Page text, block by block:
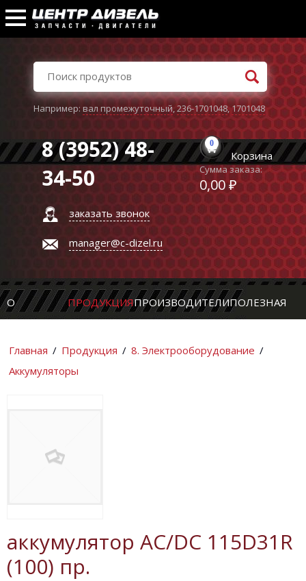
Например:вал промежуточный,236-1701048,1701048
8 (3952) 48-
34-50
заказать звонок
manager@c-dizel.ru
0
Корзина
Сумма заказа:
0,00 ₽
О ПРОДУКЦИЯПРОИЗВОДИТЕЛИПОЛЕЗНАЯ
Главная / Продукция / 8. Электрооборудование /
Аккумуляторы
аккумулятор AC/DC 115D31R
(100) пр.